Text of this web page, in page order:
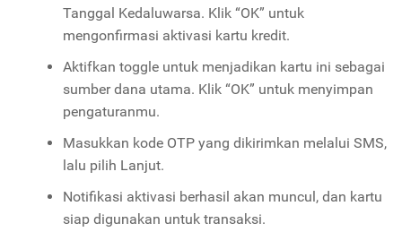
Tanggal Kedaluwarsa. Klik “OK” untuk
mengonfirmasi aktivasi kartu kredit.
Aktifkan toggle untuk menjadikan kartu ini sebagai
sumber dana utama. Klik “OK” untuk menyimpan
pengaturanmu.
Masukkan kode OTP yang dikirimkan melalui SMS,
lalu pilih Lanjut.
Notifikasi aktivasi berhasil akan muncul, dan kartu
siap digunakan untuk transaksi.